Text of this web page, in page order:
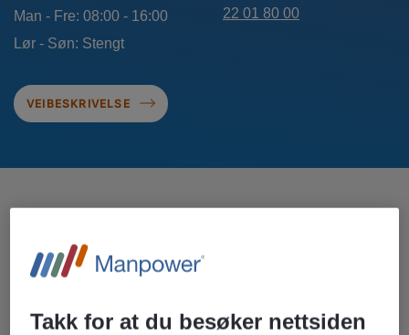
Man - Fre: 08:00 - 16:00
Lør - Søn: Stengt
22 01 80 00
VEIBESKRIVELSE
Takk for at du besøker nettsiden